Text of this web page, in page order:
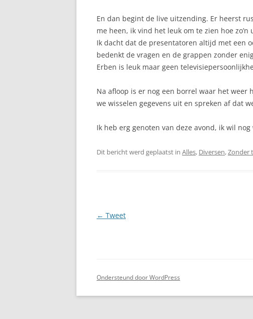
En dan begint de live uitzending. Er heerst
me heen, ik vind het leuk om te zien hoe
Ik dacht dat de presentatoren altijd met een
bedenkt de vragen en de grappen zonder
Erben is leuk maar geen
Na afloop is er nog een borrel waar het weer
we wisselen gegevens uit en spreken af dat
Ik heb erg genoten van deze avond, ik wil
Dit bericht werd geplaatst in Alles, Diversen,Zonder
Berichtnavigatie
← Tweet
Ondersteund door WordPress